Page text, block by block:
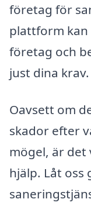
företag för
plattform kan
företag och
just dina krav.
Oavsett om
skador efter
mögel, är
hjälp. Låt oss